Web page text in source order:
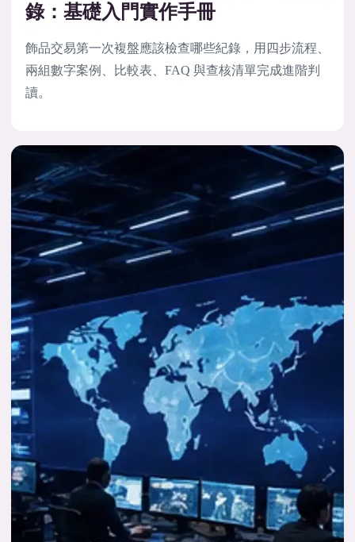
錄：基礎入門實作手冊
飾品交易第一次複盤應該檢查哪些紀錄，用四步流程、
兩組數字案例、比較表、FAQ 與查核清單完成進階判
讀。